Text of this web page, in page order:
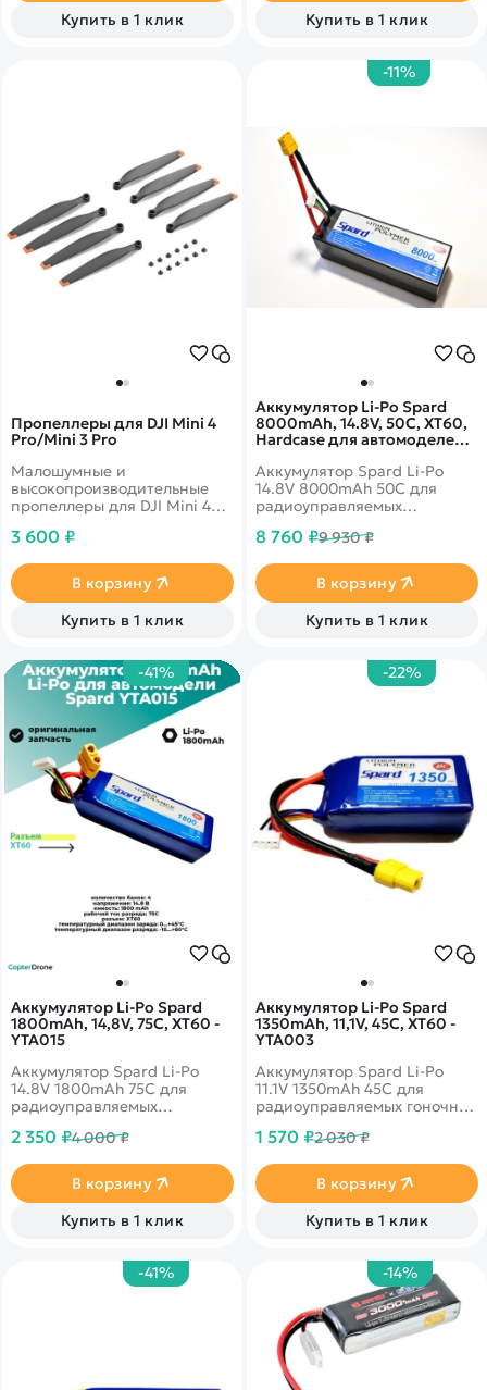
Купить в 1 клик
Купить в 1 клик
Пропеллеры для DJI Mini 4
Pro/Mini 3 Pro
Малошумные и
высокопроизводительные
пропеллеры для DJI Mini 4
3 600 ₽
В корзину
Купить в 1 клик
-11%
Аккумулятор Li-Po Spard
8000mAh, 14.8V, 50C, XT60,
Hardcase для автомоделей
8HC
Аккумулятор Spard Li-Po
14.8V 8000mAh 50C для
радиоуправляемых
масштаба в жестком
8 760 ₽9 930 ₽
В корзину
Купить в 1 клик
-41%
Аккумулятор Li-Po Spard
1800mAh, 14,8V, 75C, XT60 -
YTA015
Аккумулятор Spard Li-Po
14.8V 1800mAh 75C для
радиоуправляемых
2 350 ₽4 000 ₽
В корзину
Купить в 1 клик
-22%
Аккумулятор Li-Po Spard
1350mAh, 11,1V, 45C, XT60 -
YTA003
Аккумулятор Spard Li-Po
11.1V 1350mAh 45C для
радиоуправляемых гоночных
класса.
1 570 ₽2 030 ₽
В корзину
Купить в 1 клик
-41% -14%